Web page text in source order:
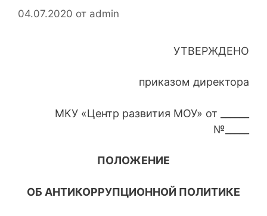
04.07.2020 от admin
УТВЕРЖДЕНО
приказом директора
МКУ «Центр развития МОУ» от ______
№_____
ПОЛОЖЕНИЕ
ОБ АНТИКОРРУПЦИОННОЙ ПОЛИТИКЕ